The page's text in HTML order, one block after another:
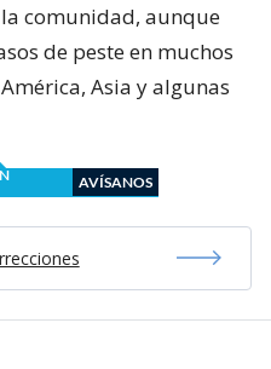
comunidad, aunque
de peste en muchos
Asia y algunas
AVÍSANOS